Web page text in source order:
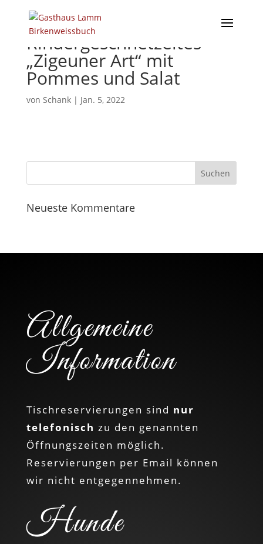
Rindergeschnetzeltes
„Zigeuner Art“ mit
Pommes und Salat
von Schank| Jan. 5, 2022
Neueste Kommentare
Allgemeine
Information
Tischreservierungen sind nur
telefonisch zu den genannten
Öffnungszeiten möglich.
Reservierungen per Email können
wir nicht entgegennehmen.
Hunde